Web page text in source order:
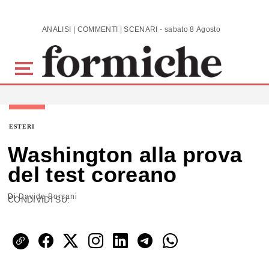
Skip to main content ANALISI | COMMENTI | SCENARI - sabato 8 Agosto 2026
ESTERI
Washington alla prova
del test coreano
DiDavide Borsani
CONDIVIDI SU: